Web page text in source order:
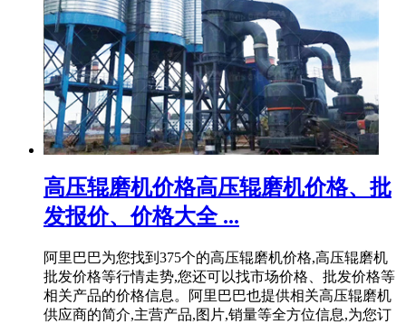
高压辊磨机价格高压辊磨机价格、批
发报价、价格大全 ...
阿里巴巴为您找到375个的高压辊磨机价格,高压辊磨机
批发价格等行情走势,您还可以找市场价格、批发价格等
相关产品的价格信息。阿里巴巴也提供相关高压辊磨机
供应商的简介,主营产品,图片,销量等全方位信息,为您订